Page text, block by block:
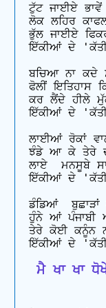
ਟੁੱਟ ਜਾਈਏ ਭਾਵੇਂ
ਲੋਕ ਲਹਿਰ
ਭੁੱਲ ਜਾਈਏ
ਇੱਕੀਆਂ ਦੇ 'ਕੱਤੀ
ਬਚਿਆ ਨਾ ਕਦੇ
ਫੋਲੀਂ ਇਤਿਹਾਸ
ਕਰ ਲੈਂਦੇ ਹੀਲੇ
ਇੱਕੀਆਂ ਦੇ 'ਕੱਤੀ
ਲਾਈਆਂ ਰੋਕਾਂ
ਝੰਡੇ ਆ ਕੇ ਤੇਰੇ
ਲਾਏ  ਮਨਸੂਬੇ
ਇੱਕੀਆਂ ਦੇ 'ਕੱਤੀ
ਡੰਡਿਆਂ
ਹੁੰਨੇ ਆਂ ਪੰਜਾਬੀ
ਤੇਰੇ ਕੋਈ ਕਨੂੰਨ
ਮੈ ਖਾ ਖਾ